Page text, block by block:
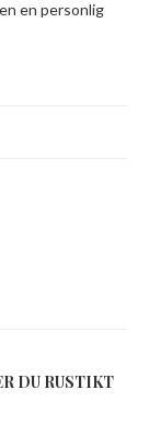
en personlig
DU RUSTIKT